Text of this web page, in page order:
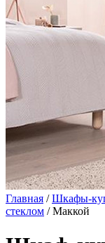
Главная /Шкафы-
стеклом / Маккой